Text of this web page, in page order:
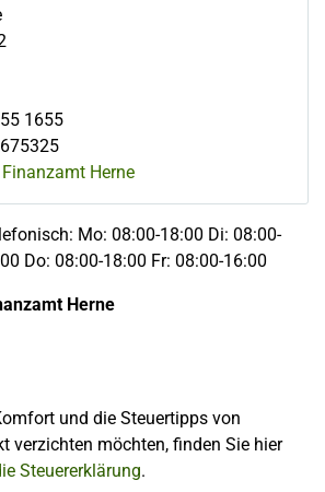
1655
Herne
Mo: 08:00-18:00 Di: 08:00-
Do: 08:00-18:00 Fr: 08:00-16:00
Herne
und die Steuertipps von
verzichten möchten, finden Sie hier
Steuererklärung.